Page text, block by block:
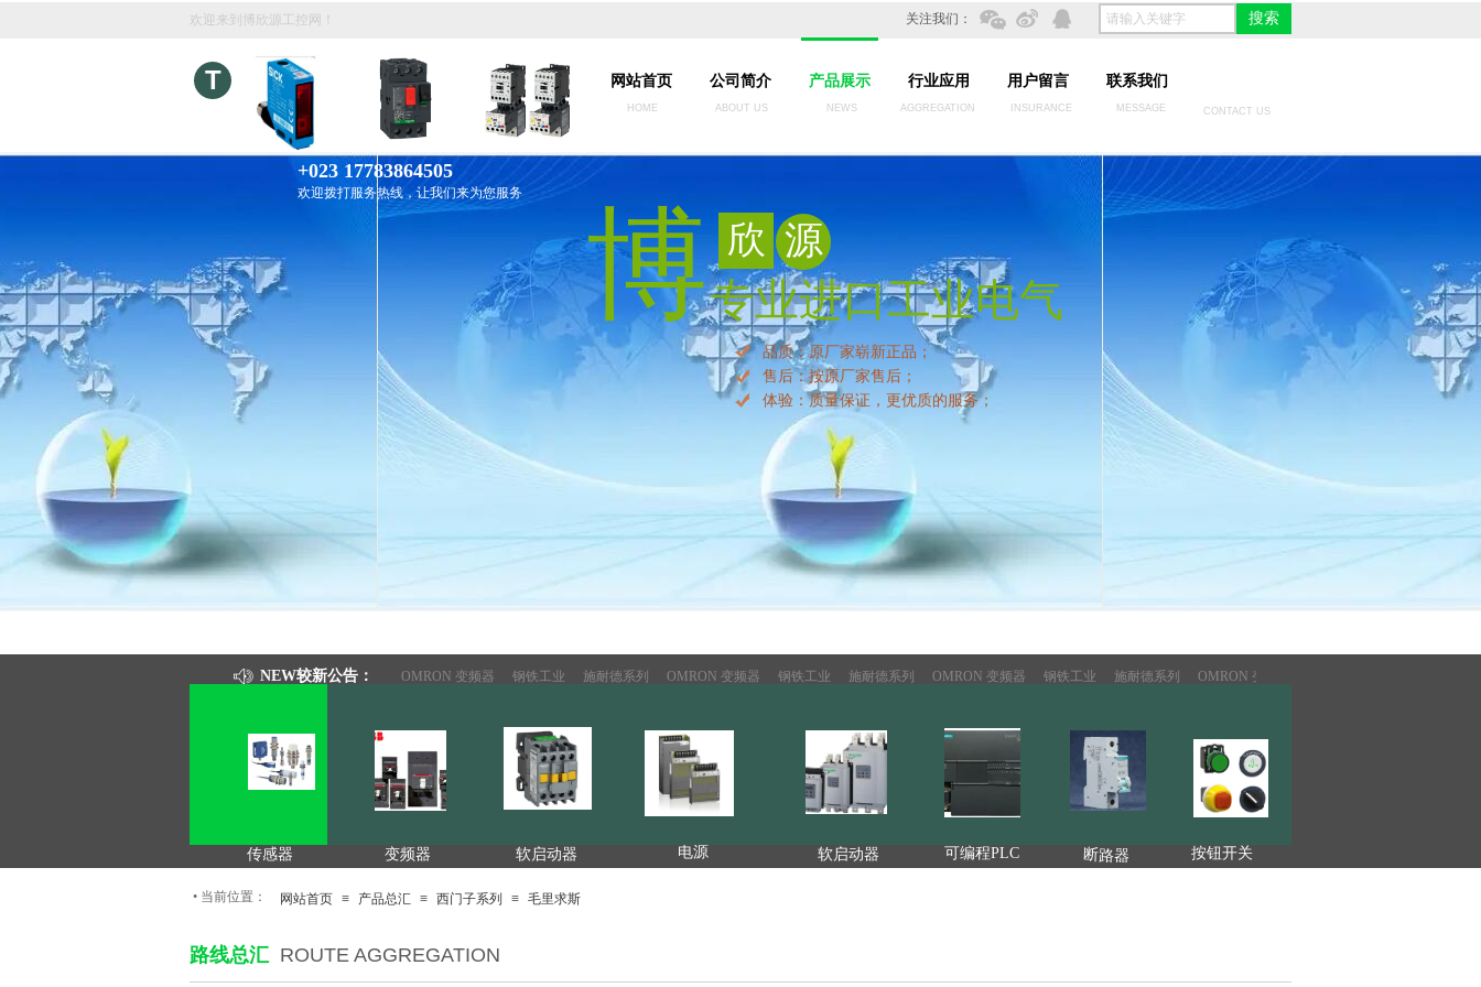
AGGREGATION INSURANCE CONTACT US
MESSAGE
HOME
T
ABOUT US
关注我们：
欢迎来到博欣源工控网！ 搜索
NEWS
网站首页 公司简介 产品展示 行业应用 用户留言 联系我们
+023 17783864505
欢迎拨打服务热线，让我们来为您服务
专业进口工业电气
品质：原厂家崭新正品；
售后：按原厂家售后 ；
体验：质量保证，更优质的服务；
博 欣 源
专业进口工业电气
软启动器 可编程PLC 断路器 按钮开关
变频器 软启动器
传感器 电源
钢铁工业 施耐德系列 OMRON 变频器 钢铁工业 施耐德系列 OMRON 变频器 钢铁工业 施耐德系列 OMRON 变频器 钢铁工业 施耐德系列 OMRON 变频器
NEW较新公告：
• 当前位置： 网站首页 ≡ 产品总汇 ≡ 西门子系列 ≡ 毛里求斯
路线总汇 ROUTE AGGREGATION
变频器
传感器